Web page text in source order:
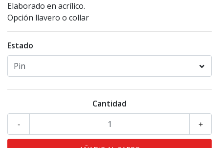
Elaborado en acrílico.
Opción llavero o collar
Estado
Cantidad
+
-